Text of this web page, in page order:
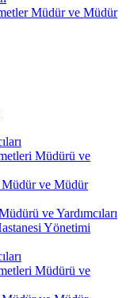
Müdür ve Müdür
Müdürü ve
ve Müdür
ve Yardımcıları
Yönetimi
Müdürü ve